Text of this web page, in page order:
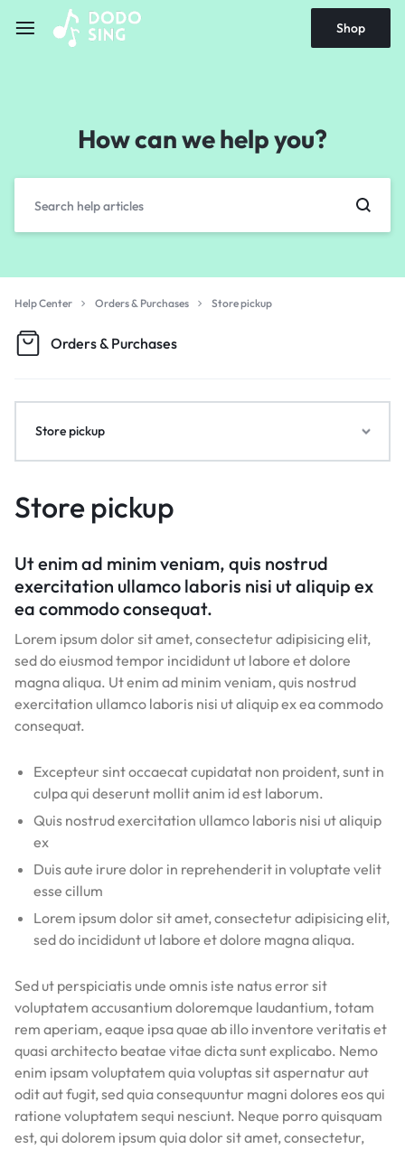
Shop
How can we help you?
Help Center Orders & Purchases Store pickup
Orders & Purchases
Store pickup
Ut enim ad minim veniam, quis nostrud
exercitation ullamco laboris nisi ut aliquip ex
ea commodo consequat.
Lorem ipsum dolor sit amet, consectetur adipisicing elit,
sed do eiusmod tempor incididunt ut labore et dolore
magna aliqua. Ut enim ad minim veniam, quis nostrud
exercitation ullamco laboris nisi ut aliquip ex ea commodo
consequat.
Excepteur sint occaecat cupidatat non proident, sunt in
culpa qui deserunt mollit anim id est laborum.
Quis nostrud exercitation ullamco laboris nisi ut aliquip
ex
Duis aute irure dolor in reprehenderit in voluptate velit
esse cillum
Lorem ipsum dolor sit amet, consectetur adipisicing elit,
sed do incididunt ut labore et dolore magna aliqua.
Sed ut perspiciatis unde omnis iste natus error sit
voluptatem accusantium doloremque laudantium, totam
rem aperiam, eaque ipsa quae ab illo inventore veritatis et
quasi architecto beatae vitae dicta sunt explicabo. Nemo
enim ipsam voluptatem quia voluptas sit aspernatur aut
odit aut fugit, sed quia consequuntur magni dolores eos qui
ratione voluptatem sequi nesciunt. Neque porro quisquam
est, qui dolorem ipsum quia dolor sit amet, consectetur,
Store pickup